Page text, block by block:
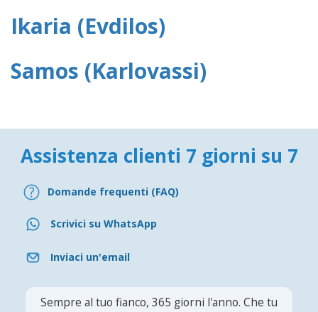
Ikaria (Evdilos)
Samos (Karlovassi)
Assistenza clienti 7 giorni su 7
Domande frequenti (FAQ)
Scrivici su WhatsApp
Inviaci un'email
Sempre al tuo fianco, 365 giorni l'anno. Che tu